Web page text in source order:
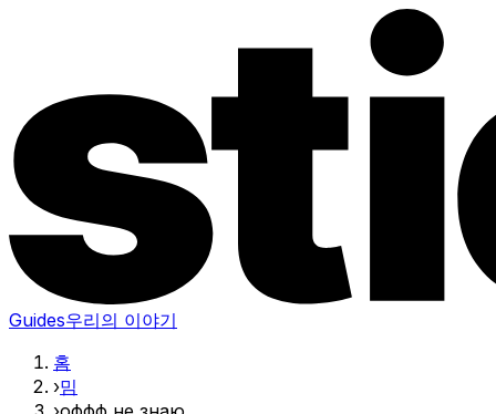
Guides우리의 이야기
홈
›밈